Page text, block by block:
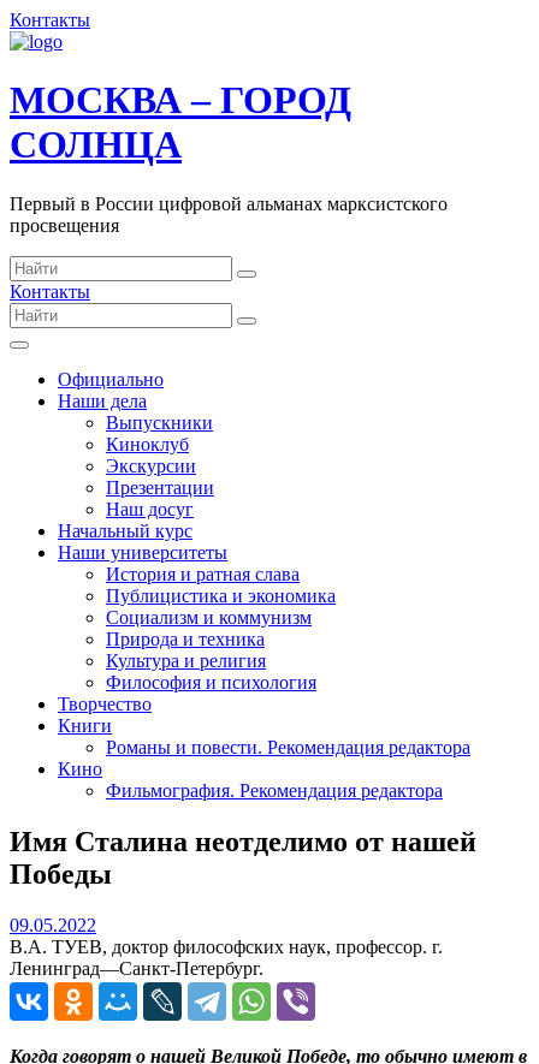
Контакты
МОСКВА – ГОРОД
СОЛНЦА
Первый в России цифровой альманах марксистского
просвещения
Контакты
Официально
Наши дела
Выпускники
Киноклуб
Экскурсии
Презентации
Наш досуг
Начальный курс
Наши университеты
История и ратная слава
Публицистика и экономика
Социализм и коммунизм
Природа и техника
Культура и религия
Философия и психология
Творчество
Книги
Романы и повести. Рекомендация редактора
Кино
Фильмография. Рекомендация редактора
Имя Сталина неотделимо от нашей
Победы
09.05.2022
В.А. ТУЕВ, доктор философских наук, профессор. г.
Ленинград—Санкт-Петербург.
Когда говорят о нашей Великой Победе, то обычно имеют в